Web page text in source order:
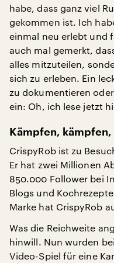
habe, dass ganz viel
gekommen ist. Ich
einmal neu erlebt und
auch mal gemerkt,
alles mitzuteilen,
sich zu erleben. Ein
zu dokumentieren
ein: Oh, ich lese jetzt
Kämpfen,
CrispyRob ist zu
Er hat zwei Millionen
850.000 Follower bei
Blogs und
Marke hat CrispyRob
Was die Reichweite
hinwill. Nun wurden
Video-Spiel für eine